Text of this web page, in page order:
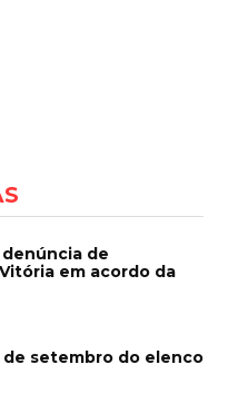
denúncia de
em acordo da
setembro do elenco